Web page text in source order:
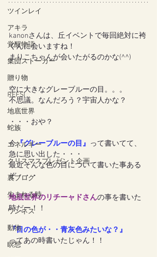
ツインレイ
アキラ
覚醒物語
集団ストーカー
贈り物
REFSI
地底世界
蛇族
エネルギー
クリスマスプレゼント企画
裏ブログ
生まれる時
ワンネス
動物
瞑想
kanonさんは、丘イベントで毎回絶対に袴
くんに会いますね！
まりこちゃんが会いたがるのかな(^^)
空に大きなグレーブルーの目。。。
不思議。なんだろう？宇宙人かな？
・・・おや？
今『グレーブルーの目』 って書いてて、
急に思い出した・・・
最近そんな色の目について書いた事ある
ぞ・・・
地底世界のリチーャドさんの事を書いた
時だー！！
『目の色が・・青灰色みたいな？』
ってあの時書いたじゃん！！